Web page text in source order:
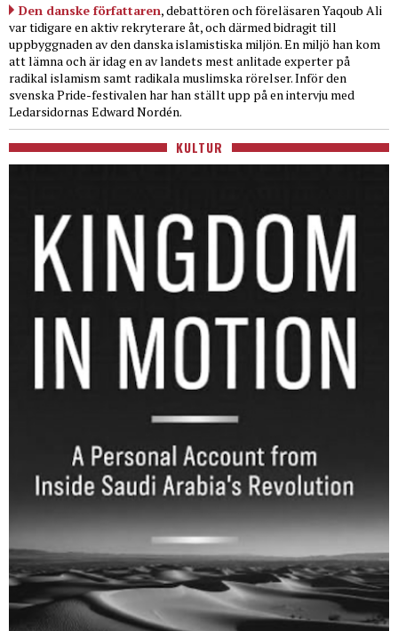
Den danske författaren, debattören och föreläsaren Yaqoub Ali
var tidigare en aktiv rekryterare åt, och därmed bidragit till
uppbyggnaden av den danska islamistiska miljön. En miljö han kom
att lämna och är idag en av landets mest anlitade experter på
radikal islamism samt radikala muslimska rörelser. Inför den
svenska Pride-festivalen har han ställt upp på en intervju med
Ledarsidornas Edward Nordén.
KULTUR